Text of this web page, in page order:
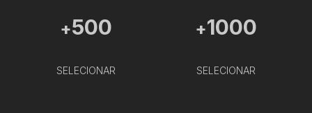
+500
SELECIONAR
+1000
SELECIONAR